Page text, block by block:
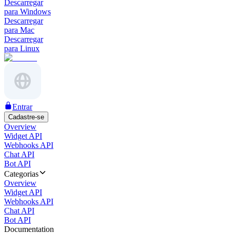
Descarregar
para Windows
Descarregar
para Mac
Descarregar
para Linux
Entrar
Cadastre-se
Overview
Widget API
Webhooks API
Chat API
Bot API
Categorias
Overview
Widget API
Webhooks API
Chat API
Bot API
Documentation